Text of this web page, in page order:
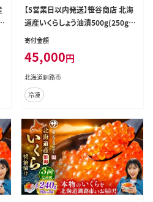
【5営業日以内発送】笹谷商店 北海
道産いくらしょう油漬500g(250g×2
パック入り) ふるさと納税 いくら
寄付金額
45,000円
北海道釧路市
冷凍